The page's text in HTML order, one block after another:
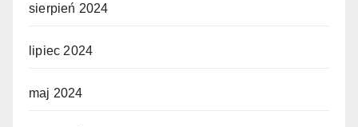
sierpień 2024
lipiec 2024
maj 2024